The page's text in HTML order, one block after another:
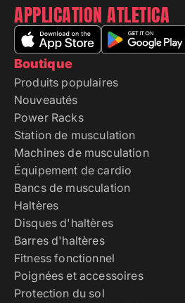
Boutique
Produits populaires
Nouveautés
Power Racks
Station de musculation
Machines de musculation
Équipement de cardio
Bancs de musculation
Haltères
Disques d'haltères
Barres d'haltères
Fitness fonctionnel
Poignées et accessoires
Protection du sol
APPLICATION ATLETICA